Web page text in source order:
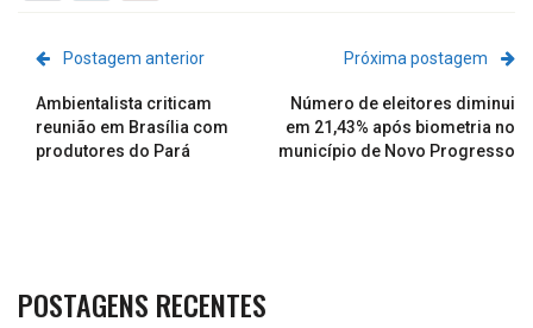
Postagem anterior
Ambientalista criticam
reunião em Brasília com
produtores do Pará
Próxima postagem
Número de eleitores diminui
em 21,43% após biometria no
município de Novo Progresso
POSTAGENS RECENTES